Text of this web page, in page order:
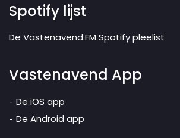
Spotify lijst
De Vastenavend.FM Spotify pleelist
Vastenavend App
De iOS app
De Android app